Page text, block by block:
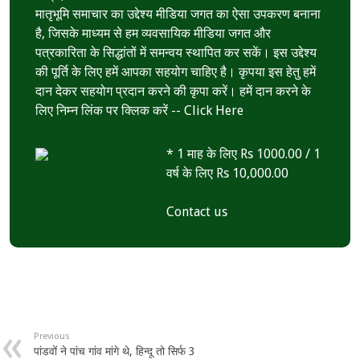
मातृभूमि समाचार का उद्देश्य मीडिया जगत का ऐसा उपकरण बनाना
है, जिसके माध्यम से हम व्यवसायिक मीडिया जगत और
पत्रकारिता के सिद्धांतों में समन्वय स्थापित कर सकें। इस उद्देश्य
की पूर्ति के लिए हमें आपका सहयोग चाहिए है। कृपया इस हेतु हमें
दान देकर सहयोग प्रदान करने की कृपा करें। हमें दान करने के
लिए निम्न लिंक पर क्लिक करें --Click Here
* 1 माह के लिए Rs 1000.00 / 1
वर्ष के लिए Rs 10,000.00
Contact us
Previous
पांडवों ने पांच गांव मांगे थे, हिन्दू तो सिर्फ 3